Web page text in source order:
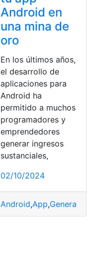
Android en
una mina de
oro
En los últimos años,
el desarrollo de
aplicaciones para
Android ha
permitido a muchos
programadores y
emprendedores
generar ingresos
sustanciales,
02/10/2024
Android,App,Generar